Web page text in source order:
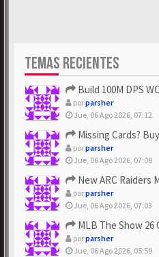
TEMAS RECIENTES
Build 100M DPS WORB
porparsher
Jue, 06 Ago 2026, 07:12
Missing Cards? Buy
porparsher
Jue, 06 Ago 2026, 07:08
New ARC Raiders
porparsher
Jue, 06 Ago 2026, 07:03
MLB The Show 26
porparsher
Jue, 06 Ago 2026, 05:59